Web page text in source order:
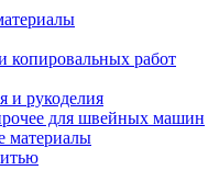
копировальных работ
и рукоделия
для швейных машин
материалы